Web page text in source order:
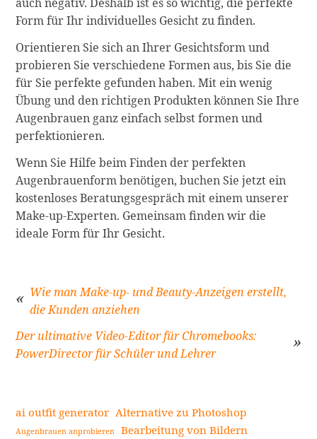
Form für Ihr individuelles Gesicht zu finden.
Orientieren Sie sich an Ihrer Gesichtsform und
probieren Sie verschiedene Formen aus, bis Sie die
für Sie perfekte gefunden haben. Mit ein wenig
Übung und den richtigen Produkten können Sie Ihre
Augenbrauen ganz einfach selbst formen und
perfektionieren.
Wenn Sie Hilfe beim Finden der perfekten
Augenbrauenform benötigen, buchen Sie jetzt ein
kostenloses Beratungsgespräch mit einem unserer
Make-up-Experten. Gemeinsam finden wir die
ideale Form für Ihr Gesicht.
Beitragsnavigation
Wie man Make-up- und Beauty-Anzeigen erstellt,
die Kunden anziehen
Der ultimative Video-Editor für Chromebooks:
PowerDirector für Schüler und Lehrer
ai outfit generator Alternative zu Photoshop
Augenbrauen anprobieren Bearbeitung von Bildern